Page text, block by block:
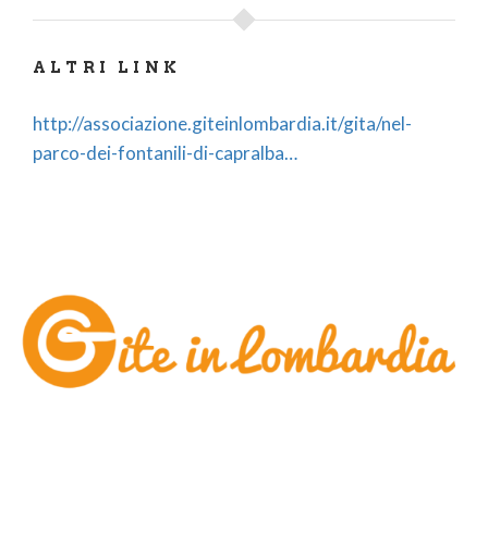
ALTRI LINK
http://associazione.giteinlombardia.it/gita/nel-
parco-dei-fontanili-di-capralba…